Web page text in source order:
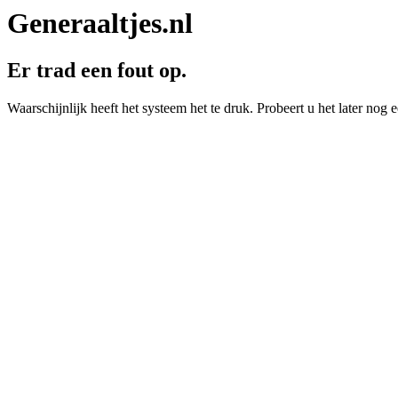
Generaaltjes.nl
Er trad een fout op.
Waarschijnlijk heeft het systeem het te druk. Probeert u het later nog